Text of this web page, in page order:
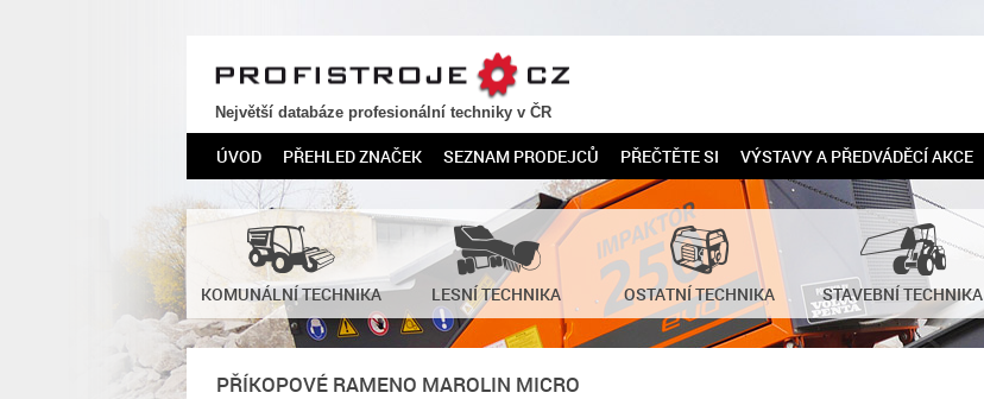
PROFISTROJE.CZ
Největší databáze profesionální techniky v ČR
ÚVOD PŘEHLED ZNAČEK SEZNAM PRODEJCŮ PŘEČTĚTE SI VÝSTAVY A PŘEDVÁDĚCÍ AKCE
KOMUNÁLNÍ TECHNIKA LESNÍ TECHNIKA OSTATNÍ TECHNIKA STAVEBNÍ TECHNIKA
PŘÍKOPOVÉ RAMENO MAROLIN MICRO